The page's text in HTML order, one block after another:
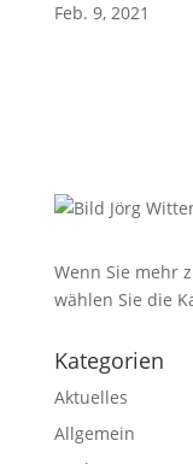
Feb. 9, 2021
Wenn Sie mehr
wählen Sie die
Kategorien
Aktuelles
Allgemein